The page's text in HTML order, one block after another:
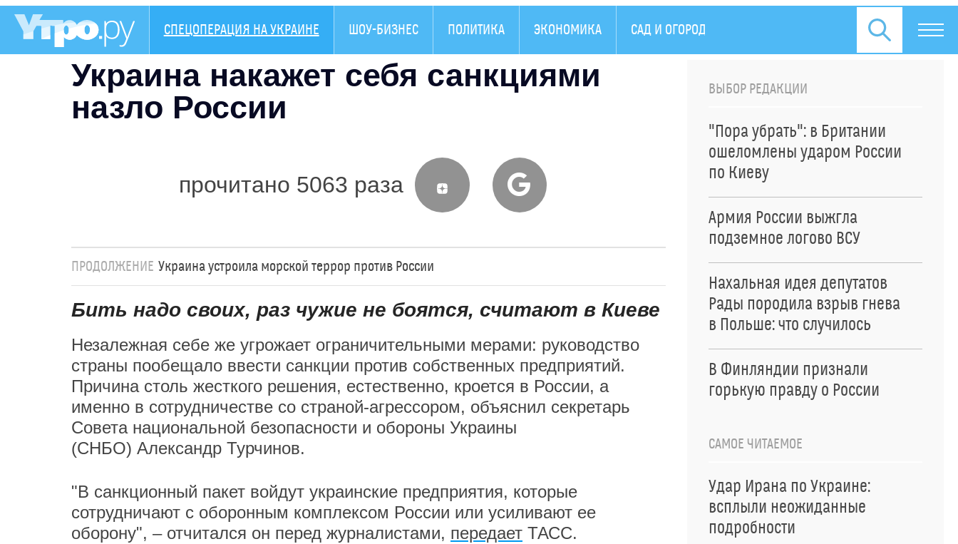
СПЕЦОПЕРАЦИЯ НА УКРАИНЕ ШОУ-БИЗНЕС ПОЛИТИКА ЭКОНОМИКА САД И ОГОРОД
Украина накажет себя санкциями
назло России
прочитано 5063 раза
ПРОДОЛЖЕНИЕ Украина устроила морской террор против России
Бить надо своих, раз чужие не боятся, считают в Киеве
Незалежная себе же угрожает ограничительными мерами: руководство
страны пообещало ввести санкции против собственных предприятий.
Причина столь жесткого решения, естественно, кроется в России, а
именно в сотрудничестве со страной-агрессором, объяснил секретарь
Совета национальной безопасности и обороны Украины
(СНБО) Александр Турчинов.
"В санкционный пакет войдут украинские предприятия, которые
сотрудничают с оборонным комплексом России или усиливают ее
оборону", – отчитался он перед журналистами, передает ТАСС.
ВЫБОР РЕДАКЦИИ
"Пора убрать": в Британии
ошеломлены ударом России
по Киеву
Армия России выжгла
подземное логово ВСУ
Нахальная идея депутатов
Рады породила взрыв гнева
в Польше: что случилось
В Финляндии признали
горькую правду о России
САМОЕ ЧИТАЕМОЕ
Удар Ирана по Украине:
всплыли неожиданные
подробности